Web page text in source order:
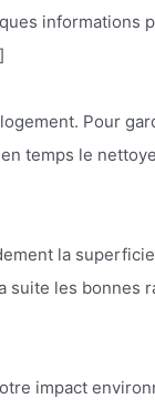
informations
Pour
temps le
la superficie
suite les bonnes
impact